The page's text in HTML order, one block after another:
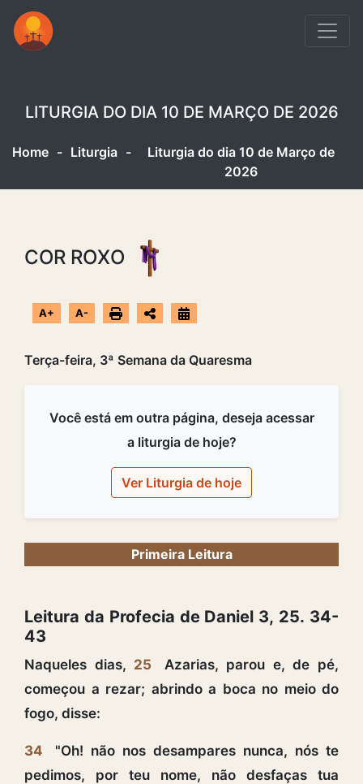
LITURGIA DO DIA 10 DE MARÇO DE 2026
Home - Liturgia -
Liturgia do dia 10 de Março de
2026
COR ROXO
A+ A-
Terça-feira, 3ª Semana da Quaresma
Você está em outra página, deseja acessar
a liturgia de hoje?
Ver Liturgia de hoje
Primeira Leitura
Leitura da Profecia de Daniel 3, 25. 34-
43
Naqueles dias, 25
Azarias, parou e, de pé,
começou a rezar; abrindo a boca no meio do
fogo, disse:
34
"Oh! não nos desampares nunca, nós te
pedimos, por teu nome, não desfaças tua